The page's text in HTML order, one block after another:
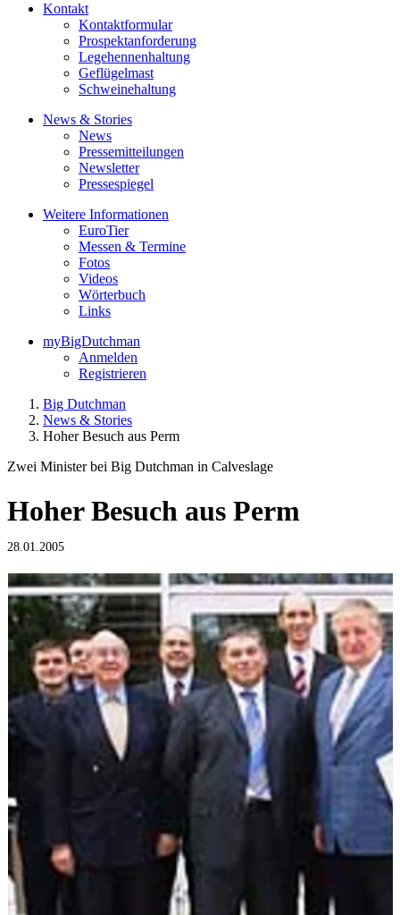
Kontakt
Kontaktformular
Prospektanforderung
Legehennenhaltung
Geflügelmast
Schweinehaltung
News & Stories
News
Pressemitteilungen
Newsletter
Pressespiegel
Weitere Informationen
EuroTier
Messen & Termine
Fotos
Videos
Wörterbuch
Links
myBigDutchman
Anmelden
Registrieren
Big Dutchman
News & Stories
Hoher Besuch aus Perm
Zwei Minister bei Big Dutchman in Calveslage
Hoher Besuch aus Perm
28.01.2005